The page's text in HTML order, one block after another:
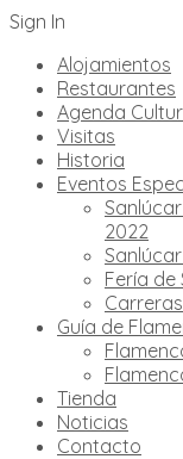
Sign In
Alojamientos
Restaurantes
Agenda
Visitas
Historia
Eventos
2022
Fería
Guía de
Tienda
Noticias
Contacto